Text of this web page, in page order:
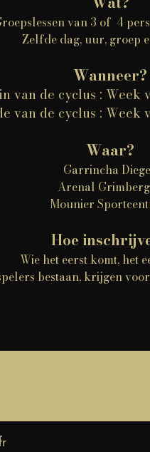
van 3 of 4
Zelfde dag, uur, groep
Wanneer?
van de cyclus :
van de cyclus :
Waar?
Garrincha
Arenal
Mounier
Hoe
Wie het eerst komt, het
bestaan, krijgen